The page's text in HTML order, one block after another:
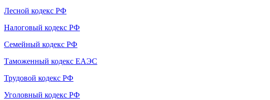
Лесной кодекс РФ
Налоговый кодекс РФ
Семейный кодекс РФ
Таможенный кодекс ЕАЭС
Трудовой кодекс РФ
Уголовный кодекс РФ